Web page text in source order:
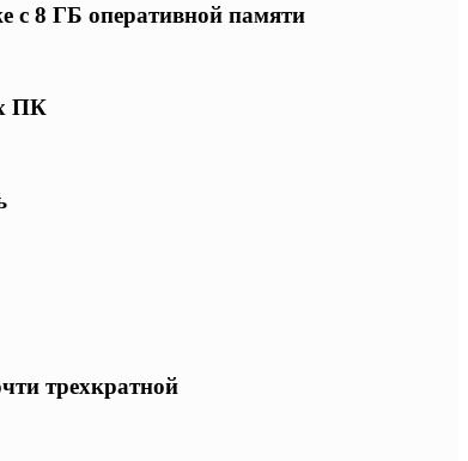
с 8 ГБ оперативной памяти
ПК
трехкратной